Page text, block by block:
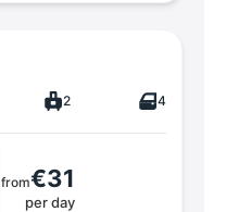
2 4
from€31
per day